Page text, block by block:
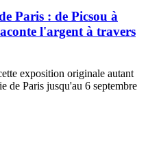
Paris : de Picsou à
l'argent à travers
exposition originale autant
de Paris jusqu'au 6 septembre